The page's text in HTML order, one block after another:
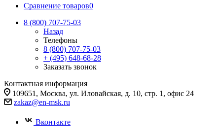
Сравнение товаров0
8 (800) 707-75-03
Назад
Телефоны
8 (800) 707-75-03
+ (495) 648-68-28
Заказать звонок
Контактная информация
109651, Москва, ул. Иловайская, д. 10, стр. 1, офис 24
zakaz@en-msk.ru
Вконтакте